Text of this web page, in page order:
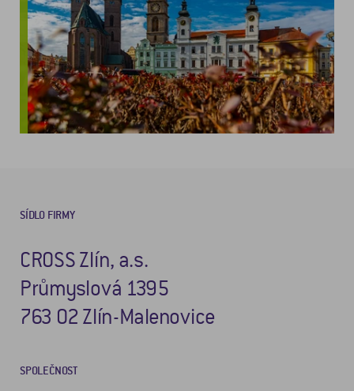
SÍDLO FIRMY
CROSS Zlín, a.s.
Průmyslová 1395
763 02 Zlín-Malenovice
SPOLEČNOST